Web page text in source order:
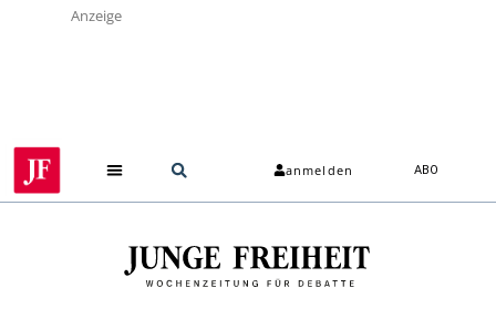
Anzeige
anmelden ABO